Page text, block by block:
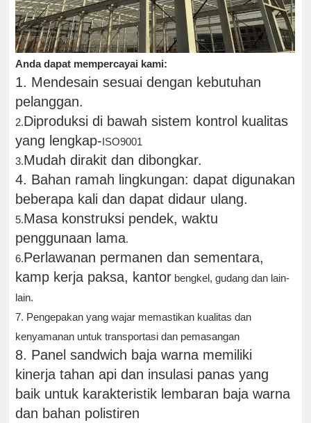
Anda dapat mempercayai kami:
1. Mendesain sesuai dengan kebutuhan
pelanggan.
2.Diproduksi di bawah sistem kontrol kualitas
yang lengkap-ISO9001
3.Mudah dirakit dan dibongkar.
4. Bahan ramah lingkungan: dapat digunakan
beberapa kali dan dapat didaur ulang.
5.Masa konstruksi pendek, waktu
penggunaan lama.
6.Perlawanan permanen dan sementara,
kamp kerja paksa, kantor bengkel, gudang dan lain-
lain.
7. Pengepakan yang wajar memastikan kualitas dan
kenyamanan untuk transportasi dan pemasangan
8. Panel sandwich baja warna memiliki
kinerja tahan api dan insulasi panas yang
baik untuk karakteristik lembaran baja warna
dan bahan polistiren